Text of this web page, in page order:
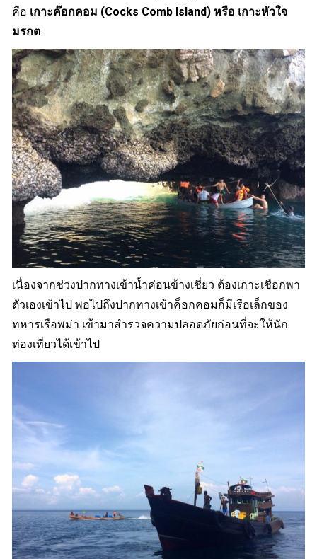
คือ เกาะค๊อกคอม (Cocks Comb Island) หรือ เกาะหัวใจ
มรกต
เนื่องจากช่วงปากทางเข้าน้ำค่อนข้างเชี่ยว ต้องเกาะเชือกพา
ตัวเองเข้าไป พอไปถึงปากทางเข้าค็อกคอมก็มีเรือเล็กของ
ทหารเรือพม่า เข้ามาสำรวจความปลอดภัยก่อนที่จะให้นัก
ท่องเที่ยวได้เข้าไป